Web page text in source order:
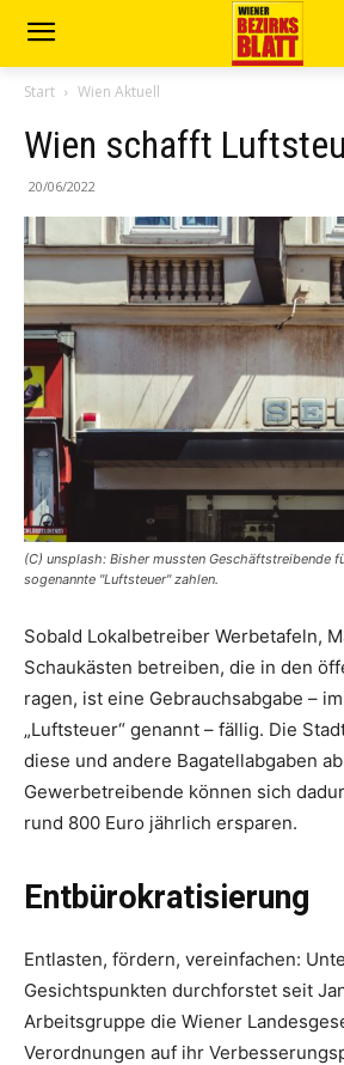
Start Wien Aktuell
Wien schafft
20/06/2022
(C) unsplash: Bisher mussten Geschäftstreibende
sogenannte "Luftsteuer" zahlen.
Sobald Lokalbetreiber Werbetafeln,
Schaukästen betreiben, die in den
ragen, ist eine Gebrauchsabgabe –
„Luftsteuer“ genannt – fällig. Die
diese und andere Bagatellabgaben
Gewerbetreibende können sich
rund 800 Euro jährlich ersparen.
Entbürokratisierung
Entlasten, fördern, vereinfachen:
Gesichtspunkten durchforstet seit
Arbeitsgruppe die Wiener
Verordnungen auf ihr